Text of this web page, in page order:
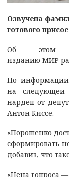
Озвучена
готового
Об этом
изданию МИР
По
на следующей
нардеп от
Антон Киссе.
«Порошенко
сформировать
добавив, что
«Цена вопроса